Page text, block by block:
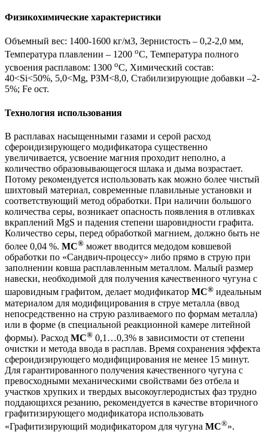
Физикохимические характеристики
Объемный вес: 1400-1600 кг/м3, Зернистость – 0,2-2,0 мм,
Температура плавлении – 1200 оС, Температура полного
усвоения расплавом: 1300 оС, Химический состав:
40<Si<50%, 5,0<Mg, РЗМ<8,0, Стабилизирующие добавки –2-
5%; Fe ост.
Технология использования
В расплавах насыщенными газами и серой расход
сфероидизирующего модификатора существенно
увеличивается, усвоение магния проходит неполно, а
количество образовывающегося шлака и дыма возрастает.
Потому рекомендуется использовать как можно более чистый
шихтовый материал, современные плавильные установки и
соответствующий метод обработки. При наличии большого
количества серы, возникает опасность появления в отливках
вкраплений MgS и падения степени шаровидности графита.
Количество серы, перед обработкой магнием, должно быть не
более 0,04 %. МС® может вводится медодом ковшевой
обработки по «Сандвич-процессу» либо прямо в струю при
заполнении ковша расплавленным металлом. Малый размер
навески, необходимой для получения качественного чугуна с
шаровидным графитом, делает модификатор МС® идеальным
материалом для модифицирования в струе металла (ввод
непосредственно на струю разливаемого по формам металла)
или в форме (в специальной реакционной камере литейной
формы). Расход МС® 0,1…0,3% в зависимости от степени
очистки и метода ввода в расплав. Время сохранения эффекта
сфероидизирующего модифицирования не менее 15 минут.
Для гарантированного получения качественного чугуна с
превосходными механическими свойствами без отбела и
участков хрупких и твердых высокоуглеродистых фаз трудно
поддающихся резанию, рекомендуется в качестве вторичного
графитизирующего модификатора использовать
«Графитизирующий модификатором для чугуна МС®».